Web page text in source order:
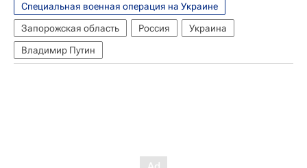
Специальная военная операция на Украине
Запорожская область
Россия
Украина
Владимир Путин